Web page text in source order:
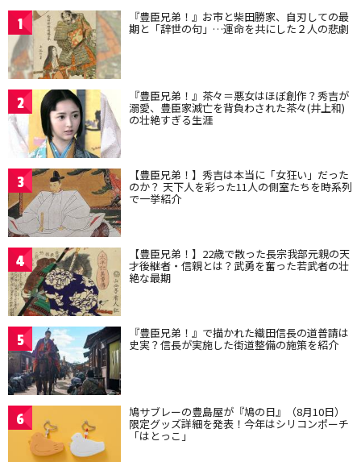
1 『豊臣兄弟！』お市と柴田勝家、自刃しての最
期と「辞世の句」…運命を共にした２人の悲劇
2 『豊臣兄弟！』茶々＝悪女はほぼ創作？秀吉が
溺愛、豊臣家滅亡を背負わされた茶々(井上和)
の壮絶すぎる生涯
3 【豊臣兄弟！】秀吉は本当に「女狂い」だった
のか？ 天下人を彩った11人の側室たちを時系列
で一挙紹介
4 【豊臣兄弟！】22歳で散った長宗我部元親の天
才後継者・信親とは？武勇を奮った若武者の壮
絶な最期
5 『豊臣兄弟！』で描かれた織田信長の道普請は
史実？信長が実施した街道整備の施策を紹介
6 鳩サブレーの豊島屋が『鳩の日』（8月10日）
限定グッズ詳細を発表！今年はシリコンポーチ
「はとっこ」